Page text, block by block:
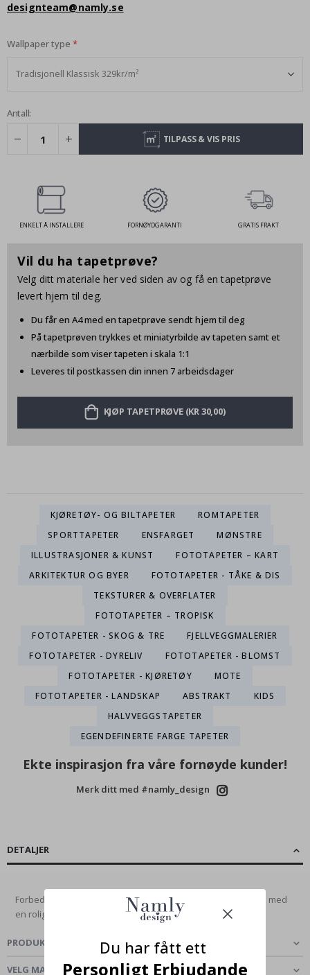
designteam@namly.se
Wallpaper type
Antall:
TILPASS & VIS PRIS
ENKELT Å INSTALLERE FORNØYDGARANTI GRATIS FRAKT
Vil du ha tapetprøve?
Velg ditt materiale her ved siden av og få en tapetprøve
levert hjem til deg.
Du får en A4 med en tapetprøve sendt hjem til deg
På tapetprøven trykkes et miniatyrbilde av tapeten samt et
nærbilde som viser tapeten i skala 1:1
Leveres til postkassen din innen 7 arbeidsdager
KJØP TAPETPRØVE (KR 30,00)
KJØRETØY- OG BILTAPETER
ROMTAPETER
SPORTTAPETER
ENSFARGET
MØNSTRE
ILLUSTRASJONER & KUNST
FOTOTAPETER – KART
ARKITEKTUR OG BYER
FOTOTAPETER - TÅKE & DIS
TEKSTURER & OVERFLATER
FOTOTAPETER – TROPISK
FOTOTAPETER - SKOG & TRE
FJELLVEGGMALERIER
FOTOTAPETER - DYRELIV
FOTOTAPETER - BLOMST
FOTOTAPETER - KJØRETØY
MOTE
FOTOTAPETER - LANDSKAP
ABSTRAKT
KIDS
HALVVEGGSTAPETER
EGENDEFINERTE FARGE TAPETER
Ekte inspirasjon fra våre fornøyde kunder!
Merk ditt med #namly_design
DETALJER
Forbedre hjemmedekoren din med denne elegante tapeten med
en rolig fugl blant delikate blomster....Les mer
PRODUKTOMTALER 0)
VELG MATERIALE
Du har fått ett
Personligt Erbjudande